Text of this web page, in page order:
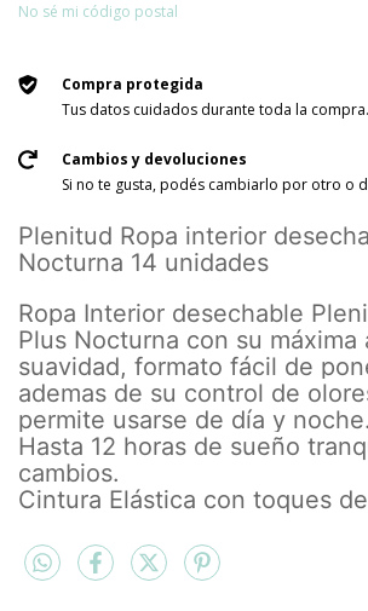
No sé mi código postal
Compra protegida
Tus datos cuidados durante toda la compra.
Cambios y devoluciones
Si no te gusta, podés cambiarlo por otro o
Plenitud Ropa interior
Nocturna 14 unidades
Ropa Interior desechable
Plus Nocturna con su máxima
suavidad, formato fácil de
ademas de su control de
permite usarse de día y noche.
Hasta 12 horas de sueño
cambios.
Cintura Elástica con toques